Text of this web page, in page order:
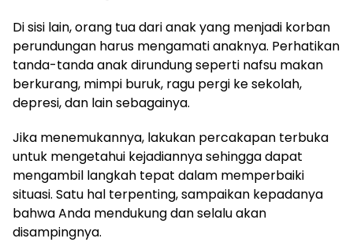
Di sisi lain, orang tua dari anak yang menjadi korban
perundungan harus mengamati anaknya. Perhatikan
tanda-tanda anak dirundung seperti nafsu makan
berkurang, mimpi buruk, ragu pergi ke sekolah,
depresi, dan lain sebagainya.
Jika menemukannya, lakukan percakapan terbuka
untuk mengetahui kejadiannya sehingga dapat
mengambil langkah tepat dalam memperbaiki
situasi. Satu hal terpenting, sampaikan kepadanya
bahwa Anda mendukung dan selalu akan
disampingnya.